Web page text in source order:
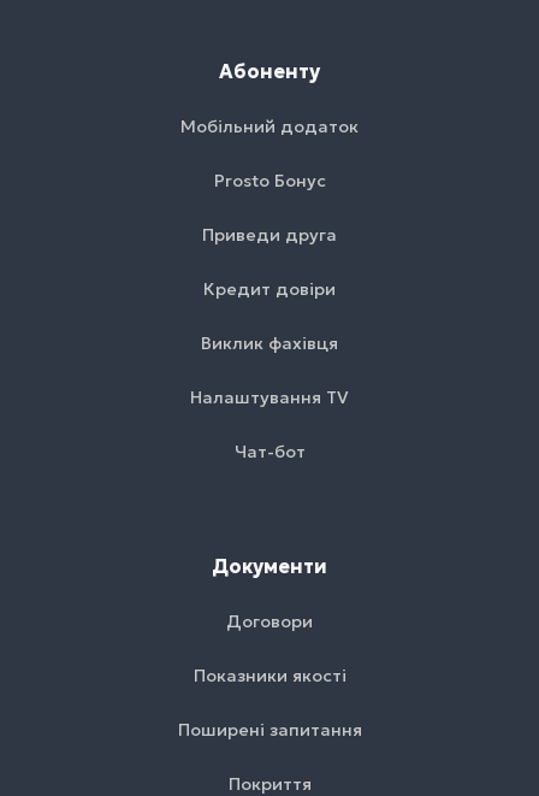
Абоненту
Мобільний додаток
Prosto Бонус
Приведи друга
Кредит довіри
Виклик фахівця
Налаштування TV
Чат-бот
Документи
Договори
Показники якості
Поширені запитання
Покриття